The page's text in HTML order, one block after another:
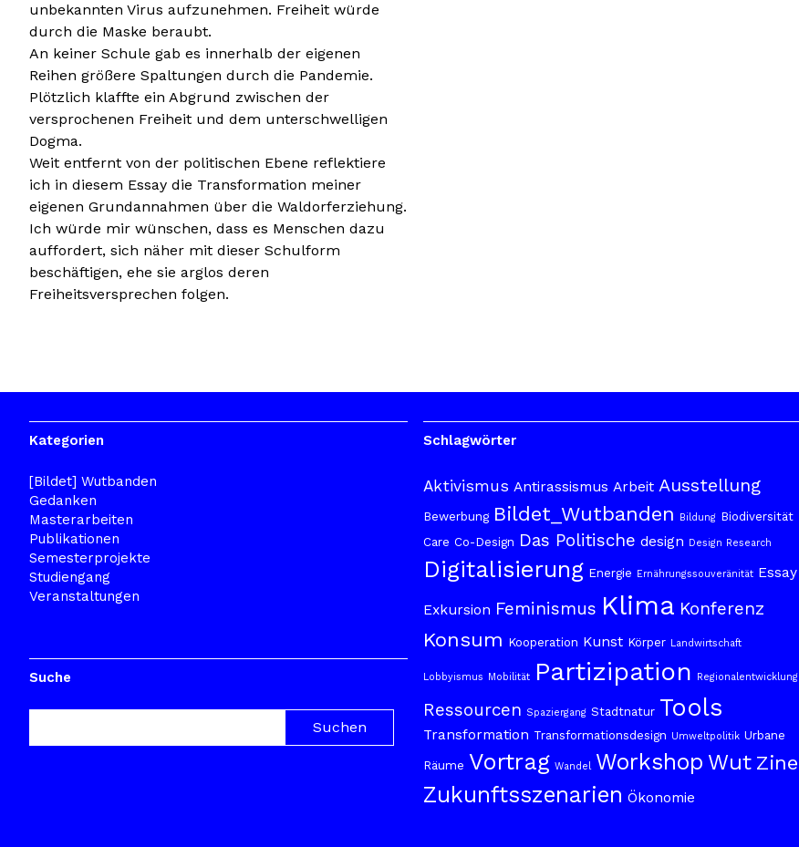
unbekannten Virus aufzunehmen. Freiheit würde
durch die Maske beraubt.
An keiner Schule gab es innerhalb der eigenen
Reihen größere Spaltungen durch die Pandemie.
Plötzlich klaffte ein Abgrund zwischen der
versprochenen Freiheit und dem unterschwelligen
Dogma.
Weit entfernt von der politischen Ebene reflektiere
ich in diesem Essay die Transformation meiner
eigenen Grundannahmen über die Waldorferziehung.
Ich würde mir wünschen, dass es Menschen dazu
auffordert, sich näher mit dieser Schulform
beschäftigen, ehe sie arglos deren
Freiheitsversprechen folgen.
Kategorien
[Bildet] Wutbanden
Gedanken
Masterarbeiten
Publikationen
Semesterprojekte
Studiengang
Veranstaltungen
Suche
Schlagwörter
Aktivismus Antirassismus Arbeit Ausstellung
Bewerbung Bildet_Wutbanden Bildung Biodiversität
Care Co-Design Das Politische design Design Research
Digitalisierung Energie Ernährungssouveränität Essay
Exkursion Feminismus Klima Konferenz
Konsum Kooperation Kunst Körper Landwirtschaft
Lobbyismus Mobilität Partizipation Regionalentwicklung
Ressourcen Spaziergang Stadtnatur Tools
Transformation Transformationsdesign Umweltpolitik Urbane
Räume Vortrag Wandel Workshop Wut Zine
Zukunftsszenarien Ökonomie